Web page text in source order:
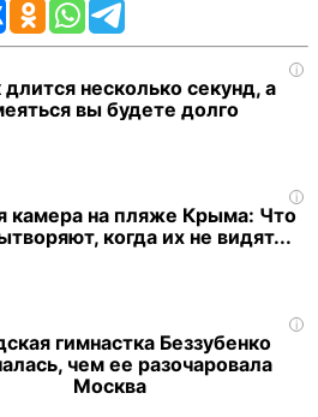
i
длится несколько секунд, а
вы будете долго
i
камера на пляже Крыма: Что
когда их не видят...
i
гимнастка Беззубенко
чем ее разочаровала
Москва